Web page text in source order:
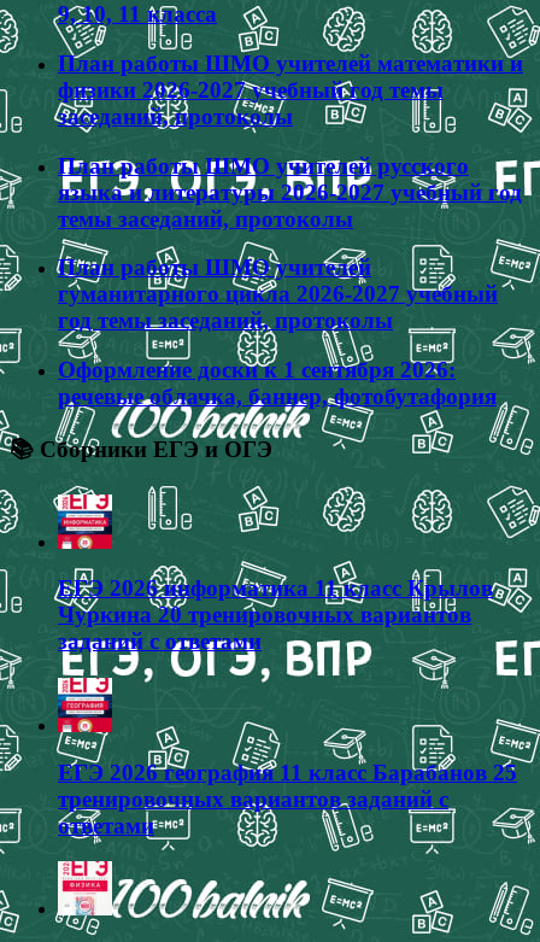
9, 10, 11 класса
План работы ШМО учителей математики и
физики 2026-2027 учебный год темы
заседаний, протоколы
План работы ШМО учителей русского
языка и литературы 2026-2027 учебный год
темы заседаний, протоколы
План работы ШМО учителей
гуманитарного цикла 2026-2027 учебный
год темы заседаний, протоколы
Оформление доски к 1 сентября 2026:
речевые облачка, баннер, фотобутафория
📚 Сборники ЕГЭ и ОГЭ
ЕГЭ 2026 информатика 11 класс Крылов
Чуркина 20 тренировочных вариантов
заданий с ответами
ЕГЭ 2026 география 11 класс Барабанов 25
тренировочных вариантов заданий с
ответами